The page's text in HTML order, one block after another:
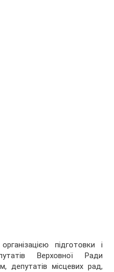
підготовки і
Верховної Ради
депутатів місцевих рад,